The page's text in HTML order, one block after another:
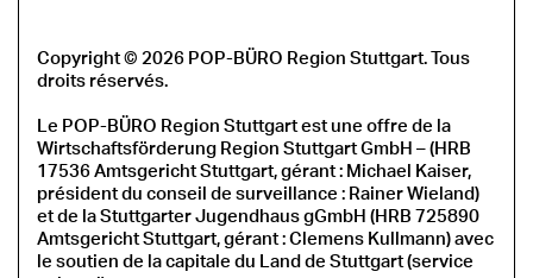
Copyright © 2026 POP-BÜRO Region Stuttgart. Tous
droits réservés.
Le POP-BÜRO Region Stuttgart est une offre de la
Wirtschaftsförderung Region Stuttgart GmbH – (HRB
17536 Amtsgericht Stuttgart, gérant : Michael Kaiser,
président du conseil de surveillance : Rainer Wieland)
et de la Stuttgarter Jugendhaus gGmbH (HRB 725890
Amtsgericht Stuttgart, gérant : Clemens Kullmann) avec
le soutien de la capitale du Land de Stuttgart (service